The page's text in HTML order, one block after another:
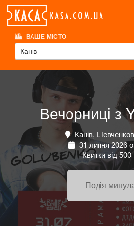
ВАШЕ МІСТО
Канів
Вечорниці з
Канів,
31 липня 2026
Квитки від 500
Подія